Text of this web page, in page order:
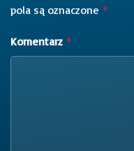
pola są oznaczone *
Komentarz *